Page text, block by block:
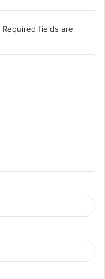
Required fields are